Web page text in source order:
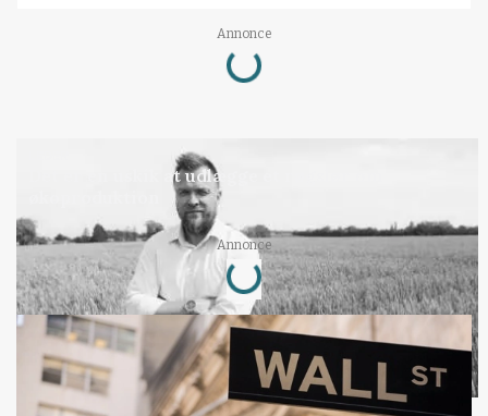
Annonce
Loading...
Det er en uskik at udlægge et røgslør om
Annonce
Loading...